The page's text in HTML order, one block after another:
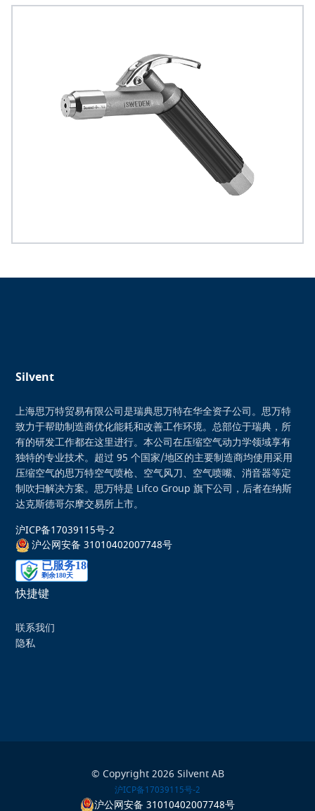
Silvent
上海思万特贸易有限公司是瑞典思万特在华全资子公司。思万特
致力于帮助制造商优化能耗和改善工作环境。总部位于瑞典，所
有的研发工作都在这里进行。本公司在压缩空气动力学领域享有
独特的专业技术。超过 95 个国家/地区的主要制造商均使用采用
压缩空气的思万特空气喷枪、空气风刀、空气喷嘴、消音器等定
制吹扫解决方案。思万特是 Lifco Group 旗下公司，后者在纳斯
达克斯德哥尔摩交易所上市。
沪ICP备17039115号-2
沪公网安备 31010402007748号
快捷键
联系我们
隐私
© Copyright 2026 Silvent AB
沪ICP备17039115号-2
沪公网安备 31010402007748号